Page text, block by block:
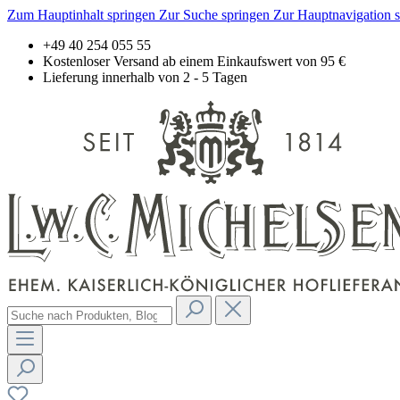
Zum Hauptinhalt springen Zur Suche springen Zur Hauptnavigation
+49 40 254 055 55
Kostenloser Versand ab einem Einkaufswert von 95 €
Lieferung innerhalb von 2 - 5 Tagen